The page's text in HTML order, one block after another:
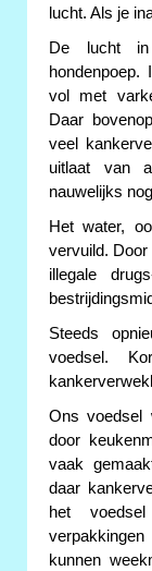
lucht. Als je
De lucht
hondenpoep.
vol met
Daar
veel
uitlaat van
nauwelijks
Het water,
vervuild.
illegale
Steeds
voedsel.
Ons voedsel
door
vaak
daar
het
kunnen